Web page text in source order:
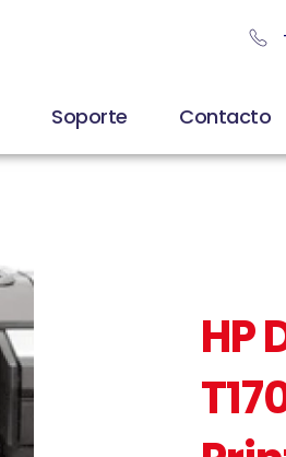
Soporte Contacto
HP